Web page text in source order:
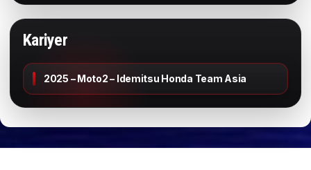
Kariyer
2025 – Moto2 – Idemitsu Honda Team Asia